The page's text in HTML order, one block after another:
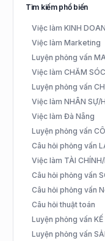
Tìm kiếm phổ biến
Việc làm KINH
Việc làm Marketing
Luyện phỏng vấn
Việc làm CHĂM
Luyện phỏng vấn
Việc làm NHÂN SỰ/
Việc làm Đà Nẵng
Luyện phỏng vấn
Câu hỏi phỏng vấn
Việc làm TÀI
Câu hỏi phỏng vấn
Câu hỏi phỏng vấn
Câu hỏi thuật toán
Luyện phỏng vấn
Luyện phỏng vấn